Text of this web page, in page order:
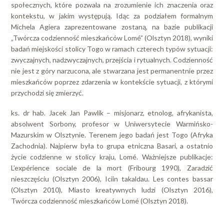
społecznych, które pozwala na zrozumienie ich znaczenia oraz
kontekstu, w jakim występują. Idąc za podziałem formalnym
Michela Agiera zaprezentowane zostaną, na bazie publikacji
„Twórcza codzienność mieszkańców Lomé” (Olsztyn 2018), wyniki
badań miejskości stolicy Togo w ramach czterech typów sytuacji:
zwyczajnych, nadzwyczajnych, przejścia i rytualnych. Codzienność
nie jest z góry narzucona, ale stwarzana jest permanentnie przez
mieszkańców poprzez zdarzenia w kontekście sytuacji, z którymi
przychodzi się zmierzyć.
ks. dr hab. Jacek Jan Pawlik – misjonarz, etnolog, afrykanista,
absolwent Sorbony, profesor w Uniwersytecie Warmińsko-
Mazurskim w Olsztynie. Terenem jego badań jest Togo (Afryka
Zachodnia). Najpierw była to grupa etniczna Basari, a ostatnio
życie codzienne w stolicy kraju, Lomé. Ważniejsze publikacje:
L’expérience sociale de la mort (Fribourg 1990), Zaradzić
nieszczęściu (Olsztyn 2006), Iciin takaldau. Les contes bassar
(Olsztyn 2010), Miasto kreatywnych ludzi (Olsztyn 2016),
Twórcza codzienność mieszkańców Lomé (Olsztyn 2018).